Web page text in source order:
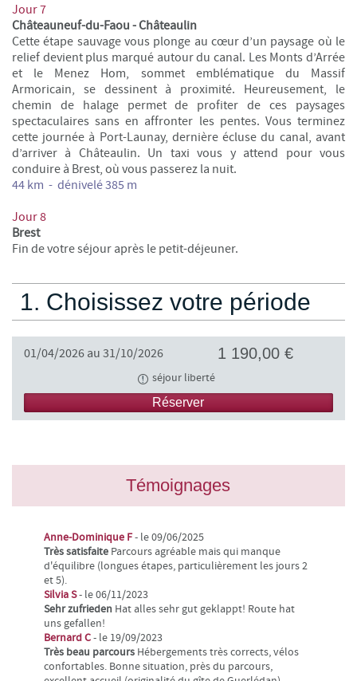
Jour 7
Châteauneuf-du-Faou -Châteaulin
Cette étape sauvage vous plonge au cœur d’un paysage où le
relief devient plus marqué autour du canal. Les Monts d’Arrée
et le Menez Hom, sommet emblématique du Massif
Armoricain, se dessinent à proximité. Heureusement, le
chemin de halage permet de profiter de ces paysages
spectaculaires sans en affronter les pentes. Vous terminez
cette journée à Port-Launay, dernière écluse du canal, avant
d’arriver à Châteaulin. Un taxi vous y attend pour vous
conduire à Brest, où vous passerez la nuit.
44 km - dénivelé 385 m
Jour 8
Brest
Fin de votre séjour après le petit-déjeuner.
Témoignages
Anne-Dominique F- le 09/06/2025
Très satisfaite Parcours agréable mais qui manque
d'équilibre (longues étapes, particulièrement les jours 2
et 5).
Silvia S- le 06/11/2023
Sehr zufrieden Hat alles sehr gut geklappt! Route hat
uns gefallen!
Bernard C- le 19/09/2023
Très beau parcours Hébergements très corrects, vélos
confortables. Bonne situation, près du parcours,
1. Choisissez votre période
01/04/2026 au 31/10/2026 1 190,00 €
séjour liberté
Réserver